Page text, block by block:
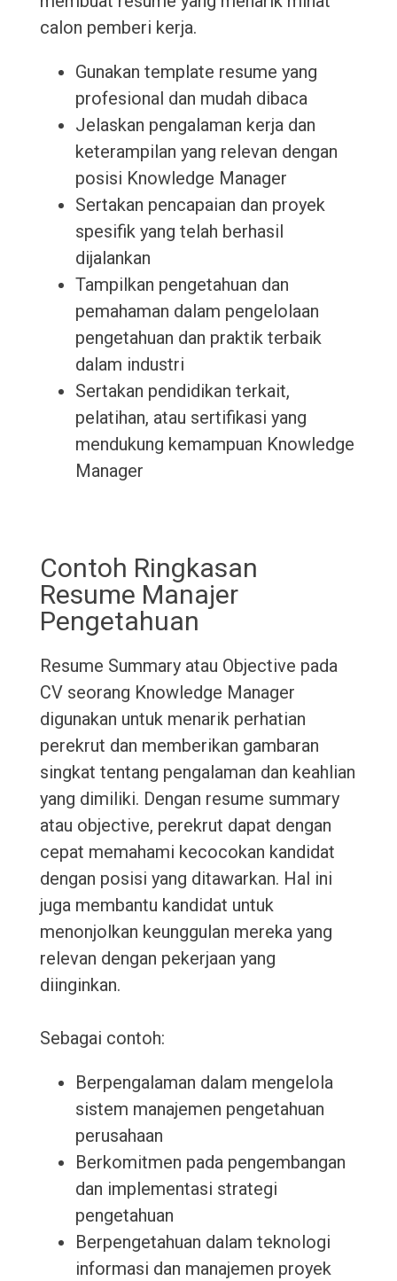
calon pemberi kerja.
Gunakan template resume yang
profesional dan mudah dibaca
Jelaskan pengalaman kerja dan
keterampilan yang relevan dengan
posisi Knowledge Manager
Sertakan pencapaian dan proyek
spesifik yang telah berhasil
dijalankan
Tampilkan pengetahuan dan
pemahaman dalam pengelolaan
pengetahuan dan praktik terbaik
dalam industri
Sertakan pendidikan terkait,
pelatihan, atau sertifikasi yang
mendukung kemampuan Knowledge
Manager
Contoh Ringkasan
Resume Manajer
Pengetahuan
Resume Summary atau Objective pada
CV seorang Knowledge Manager
digunakan untuk menarik perhatian
perekrut dan memberikan gambaran
singkat tentang pengalaman dan keahlian
yang dimiliki. Dengan resume summary
atau objective, perekrut dapat dengan
cepat memahami kecocokan kandidat
dengan posisi yang ditawarkan. Hal ini
juga membantu kandidat untuk
menonjolkan keunggulan mereka yang
relevan dengan pekerjaan yang
diinginkan.
Sebagai contoh:
Berpengalaman dalam mengelola
sistem manajemen pengetahuan
perusahaan
Berkomitmen pada pengembangan
dan implementasi strategi
pengetahuan
Berpengetahuan dalam teknologi
informasi dan manajemen proyek